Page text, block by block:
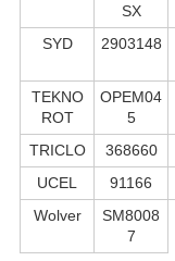
SX
SYD
2903148
TEKNO
ROT
OPEM04
5
TRICLO
368660
UCEL
91166
Wolver
SM8008
7